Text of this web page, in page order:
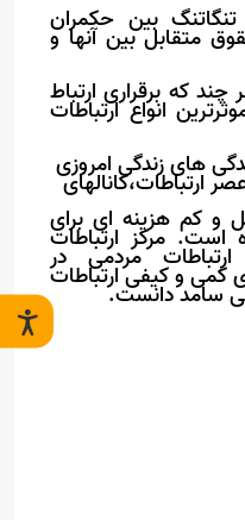
بین حکمران
متقابل بین آنها و
که برقراری ارتباط
انواع ارتباطات
های زندگی امروزی
و کم هزینه ای برای
است. مرکز ارتباطات
مردمی در
کمی و کیفی ارتباطات
سامد دانست.